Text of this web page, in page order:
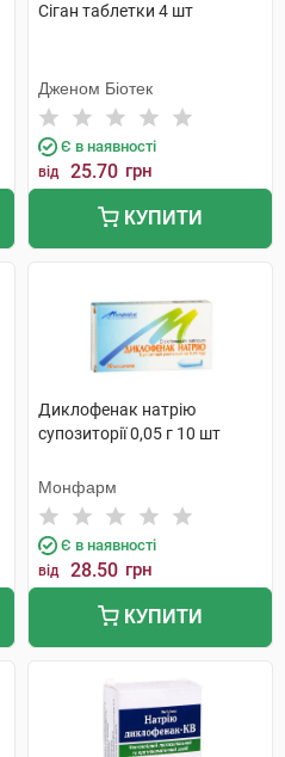
Сіган таблетки 4 шт
Дженом Біотек
Є в наявності
від 25.70 грн
КУПИТИ
Диклофенак натрію
супозиторії 0,05 г 10 шт
Монфарм
Є в наявності
від 28.50 грн
КУПИТИ